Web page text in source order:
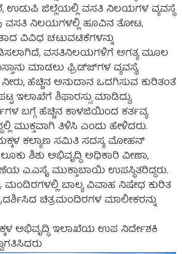
ಉಡುಪಿ ಜಿಲ್ಲೆಯಲ್ಲಿ ವಸತಿ ನಿಲಯಗಳ ವ್ಯವಸ್ಥೆ
ವಸತಿ ನಿಲಯಗಳಲ್ಲಿ ಹೂವಿನ ತೋಟ,
ವಿವಿಧ ಚಟುವಟಿಕೆಗಳನ್ನು
ವಸತಿನಿಲಯಗಳಿಗೆ ಅಗತ್ಯ ಮೂಲ
ಮಾಡಲು ಫ್ರಿಡ್ಜ್‍ಗಳ ವ್ಯವಸ್ಥೆ,
ಹೆಚ್ಚಿನ ಅನುದಾನ ಒದಗಿಸುವ ಕುರಿತಂತೆ
ಇಲಾಖೆಗೆ ಶಿಫಾರಸ್ಸು ಮಾಡಿದ್ದು,
ಬಗ್ಗೆ ಹೆಚ್ಚಿನ ಕಾಳಜಿಯಿಂದ ಕರ್ತವ್ಯ
ಮುಕ್ತವಾಗಿ ತಿಳಿಸಿ ಎಂದು ಹೇಳಿದರು.
ಕಲ್ಯಾಣ ಸಮಿತಿ ಸದಸ್ಯ ಮೋಹನ್
ಶಿಶು ಅಭಿವೃದ್ಧಿ ಅಧಿಕಾರಿ ವೀಣಾ,
ಎ.ಎಸೈ ಮುಕ್ತಾಬಾಯಿ ಉಪಸ್ಥಿತರಿದ್ದರು.
ಬಾಲ್ಯ ವಿವಾಹ ನಿಷೇಧ ಕುರಿತ
ಚಿತ್ರಮಂದಿರಗಳ ಮಾಲೀಕರನ್ನು
ಅಭಿವೃದ್ಧಿ ಇಲಾಖೆಯ ಉಪ ನಿರ್ದೇಶಕಿ